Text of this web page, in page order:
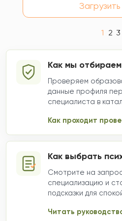
1 2 3
Как мы
Проверяем
данные профиля
специалиста в
Как проходит
Как выбрать
Смотрите на
специализацию и
подсказки для
Читать